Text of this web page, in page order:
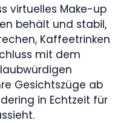
virtuelles Make-up
behält und stabil,
Kaffeetrinken
mit dem
Gesichtszüge ab
in Echtzeit für